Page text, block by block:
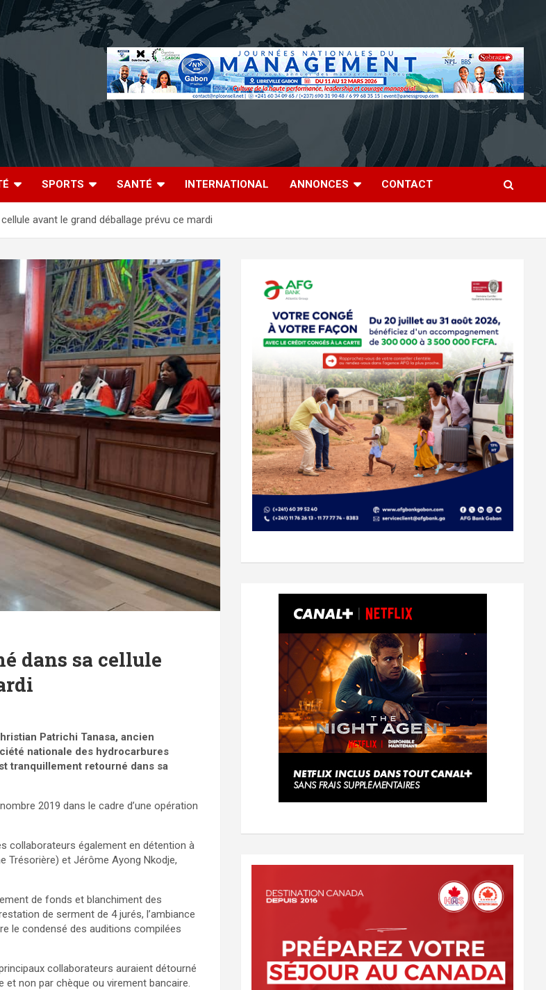
SPORTS SANTÉ INTERNATIONAL ANNONCES CONTACT
avant le grand déballage prévu ce mardi
dans sa cellule
Patrichi Tanasa, ancien
nationale des hydrocarbures
tranquillement retourné dans sa
2019 dans le cadre d’une opération
collaborateurs également en détention à
Trésorière) et Jérôme Ayong Nkodje,
de fonds et blanchiment des
de serment de 4 jurés, l’ambiance
le condensé des auditions compilées
collaborateurs auraient détourné
et non par chèque ou virement bancaire.